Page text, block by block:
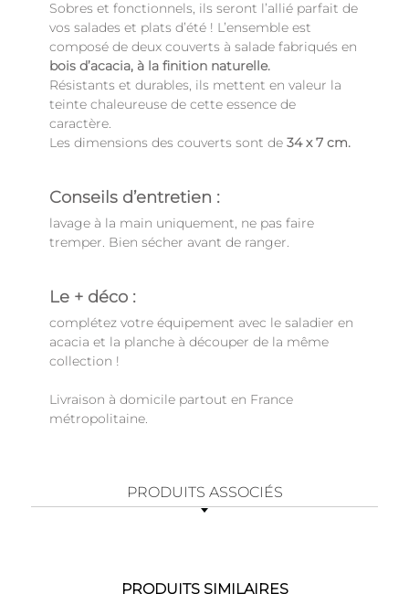
Sobres et fonctionnels, ils seront l’allié parfait de
vos salades et plats d’été ! L’ensemble est
composé de deux couverts à salade fabriqués en
bois d’acacia, à la finition naturelle.
Résistants et durables, ils mettent en valeur la
teinte chaleureuse de cette essence de
caractère.
Les dimensions des couverts sont de 34 x 7 cm.
Conseils d’entretien :
lavage à la main uniquement, ne pas faire
tremper. Bien sécher avant de ranger.
Le + déco :
complétez votre équipement avec le saladier en
acacia et la planche à découper de la même
collection !
Livraison à domicile partout en France
métropolitaine.
PRODUITS ASSOCIÉS
PRODUITS SIMILAIRES